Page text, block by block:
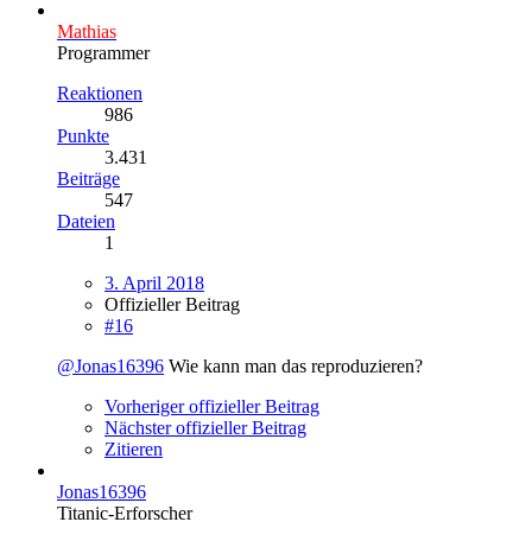
Mathias
Programmer
Reaktionen
986
Punkte
3.431
Beiträge
547
Dateien
1
3. April 2018
Offizieller Beitrag
#16
@Jonas16396 Wie kann man das reproduzieren?
Vorheriger offizieller Beitrag
Nächster offizieller Beitrag
Zitieren
Jonas16396
Titanic-Erforscher